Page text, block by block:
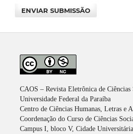
ENVIAR SUBMISSÃO
CAOS – Revista Eletrônica de Ciências
Universidade Federal da Paraíba
Centro de Ciências Humanas, Letras e
Coordenação do Curso de Ciências
Campus I, bloco V, Cidade